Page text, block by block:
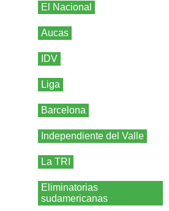
El Nacional
Aucas
IDV
Liga
Barcelona
Independiente del Valle
La TRI
Eliminatorias
sudamericanas